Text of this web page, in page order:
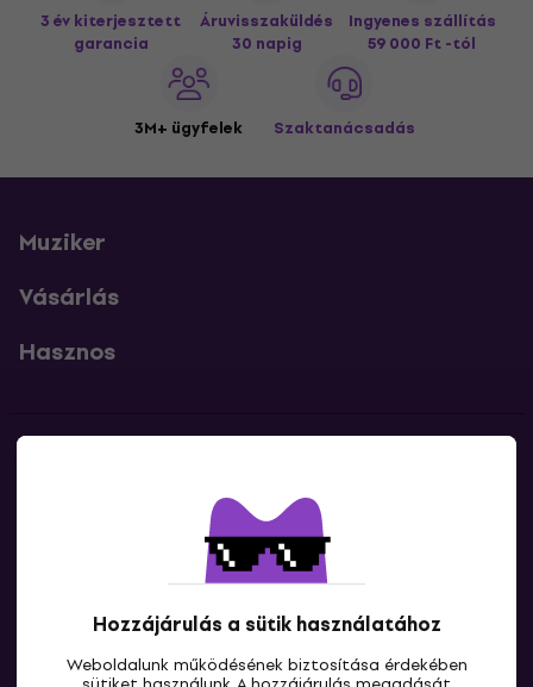
Hozzájárulás a sütik használatához
Weboldalunk működésének biztosítása érdekében
3 év kiterjesztett
garancia
Áruvisszaküldés
30 napig
Ingyenes szállítás
59 000 Ft -tól
3M+ ügyfelek Szaktanácsadás
Muziker
Vásárlás
Hasznos
Lépj kapcsolatba velünk